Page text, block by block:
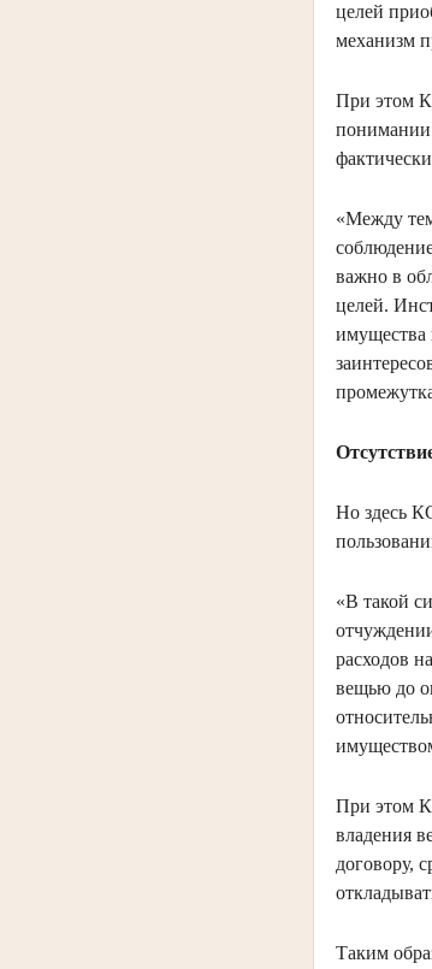
целей
механизм
При этом
понимании
«Между
важно в
целей.
имущества
Но здесь
«В такой
расходов
вещью до
При этом
владения
договору,
Таким